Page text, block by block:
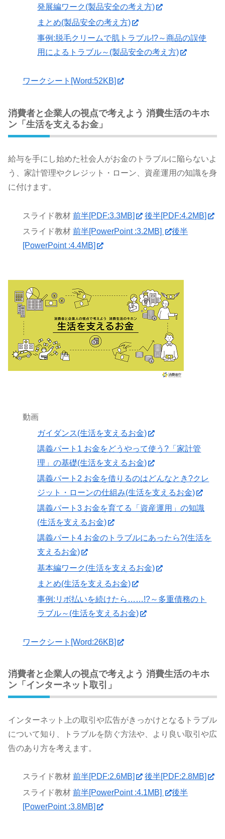
発展編ワーク(製品安全の考え方)
まとめ(製品安全の考え方)
事例:脱毛クリームで肌トラブル!?～商品の誤使
用によるトラブル～(製品安全の考え方)
ワークシート[Word:52KB]
消費者と企業人の視点で考えよう 消費生活のキホ
ン「生活を支えるお金」
給与を手にし始めた社会人がお金のトラブルに陥らないよ
う、家計管理やクレジット・ローン、資産運用の知識を身
に付けます。
スライド教材前半[PDF:3.3MB]
後半[PDF:4.2MB]
スライド教材前半[PowerPoint :3.2MB]
後半
[PowerPoint :4.4MB]
動画
ガイダンス(生活を支えるお金)
講義パート1 お金をどうやって使う?「家計管
理」の基礎(生活を支えるお金)
講義パート2 お金を借りるのはどんなとき?クレ
ジット・ローンの仕組み(生活を支えるお金)
講義パート3 お金を育てる「資産運用」の知識
(生活を支えるお金)
講義パート4 お金のトラブルにあったら?(生活を
支えるお金)
基本編ワーク(生活を支えるお金)
まとめ(生活を支えるお金)
事例:リボ払いを続けたら……!?～多重債務のト
ラブル～(生活を支えるお金)
ワークシート[Word:26KB]
消費者と企業人の視点で考えよう 消費生活のキホ
ン「インターネット取引」
インターネット上の取引や広告がきっかけとなるトラブル
について知り、トラブルを防ぐ方法や、より良い取引や広
告のあり方を考えます。
スライド教材前半[PDF:2.6MB]
後半[PDF:2.8MB]
スライド教材前半[PowerPoint :4.1MB]
後半
[PowerPoint :3.8MB]